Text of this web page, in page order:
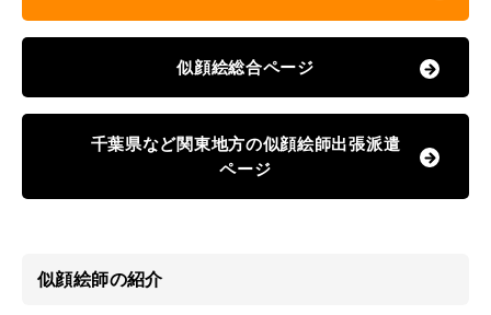
似顔絵総合ページ
千葉県など関東地方の似顔絵師出張派遣
ページ
似顔絵師の紹介